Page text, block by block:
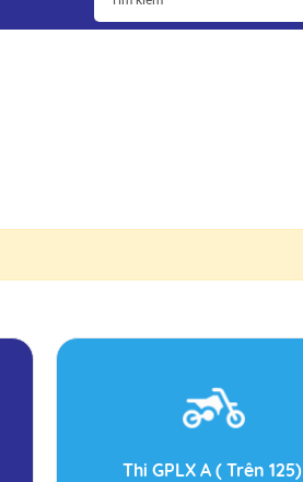
Thi GPLX A ( Trên 125)